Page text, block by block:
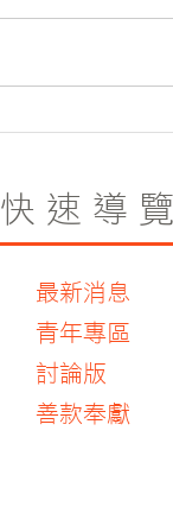
快速導覽
最新消息
青年專區
討論版
善款奉獻